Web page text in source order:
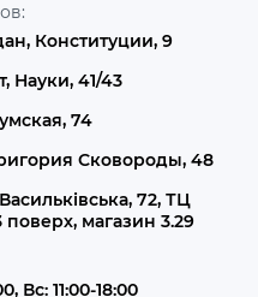
Конституции, 9
Науки, 41/43
74
Сковороды, 48
72, ТЦ
поверх, магазин 3.29
Вс: 11:00-18:00